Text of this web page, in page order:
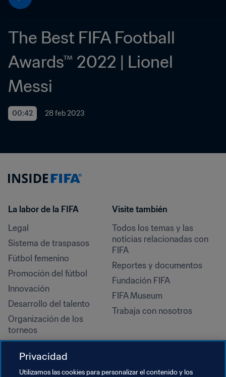
The Best FIFA Football
Awards™ 2022 | Lionel
Messi
00:42 28 feb 2023
La labor de la FIFA
Legal
Sistema de traspasos
Fútbol femenino
Promoción del fútbol
Innovación
Desarrollo del talento
Organización de los
torneos
Derechos humanos y lucha
contra la discriminación
Visite también
Todos los temas y las
noticias relacionadas con
FIFA
Reportes y documentos
Fundación FIFA
FIFA Museum
Trabaja con nosotros
Privacidad
Utilizamos las cookies para personalizar el contenido y los